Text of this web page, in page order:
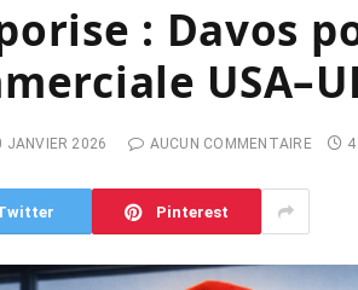
: Davos
JANVIER 2026 AUCUN COMMENTAIRE
Pinterest